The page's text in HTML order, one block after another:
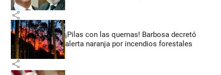
share
¡Pilas con las quemas! Barbosa decretó
alerta naranja por incendios forestales
share